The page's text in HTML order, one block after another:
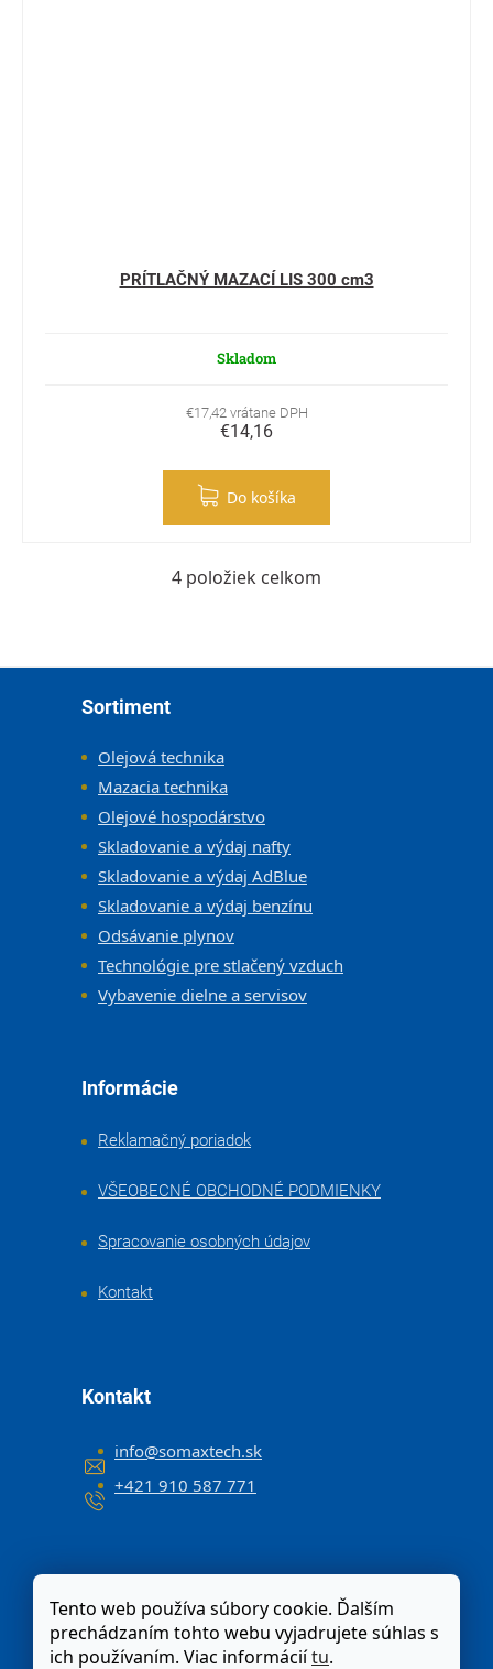
Tento web používa súbory cookie. Ďalším
prechádzaním tohto webu vyjadrujete súhlas s
ich používaním. Viac informáciítu.
PRÍTLAČNÝ MAZACÍ LIS 300 cm3
Skladom
€17,42 vrátane DPH
€14,16
Do košíka
Ovládacie prvky výpisu
4 položiek celkom
Sortiment
Olejová technika
Mazacia technika
Olejové hospodárstvo
Skladovanie a výdaj nafty
Skladovanie a výdaj AdBlue
Skladovanie a výdaj benzínu
Odsávanie plynov
Technológie pre stlačený vzduch
Vybavenie dielne a servisov
Informácie
Reklamačný poriadok
VŠEOBECNÉ OBCHODNÉ PODMIENKY
Spracovanie osobných údajov
Kontakt
Kontakt
info@somaxtech.sk
+421 910 587 771